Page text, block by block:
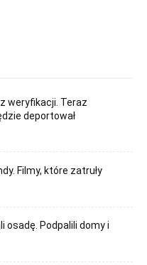
weryfikacji. Teraz
deportował
Filmy, które zatruły
osadę. Podpalili domy i